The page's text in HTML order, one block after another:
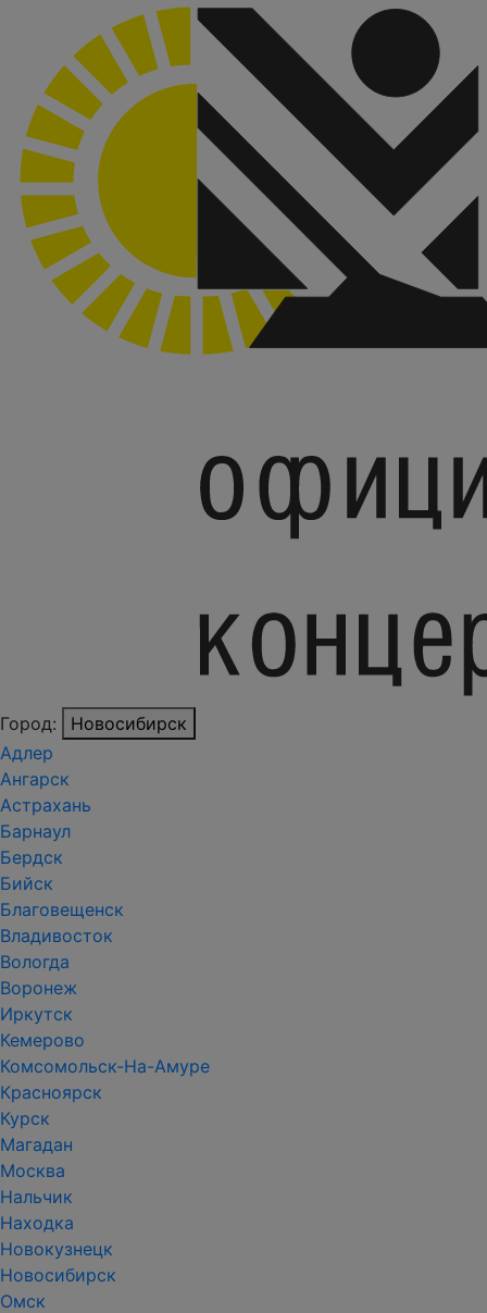
Город:
Новосибирск
Адлер
Ангарск
Астрахань
Барнаул
Бердск
Бийск
Благовещенск
Владивосток
Вологда
Воронеж
Иркутск
Кемерово
Комсомольск-На-Амуре
Красноярск
Курск
Магадан
Москва
Нальчик
Находка
Новокузнецк
Новосибирск
Омск